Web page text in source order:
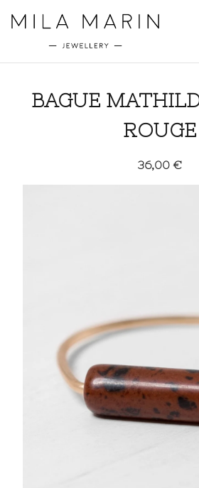
BAGUE
ROUGE
36,00 €